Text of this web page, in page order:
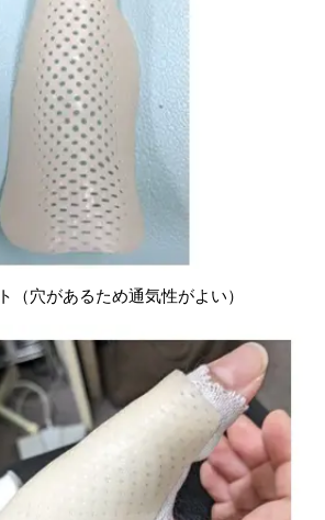
（穴があるため通気性がよい）